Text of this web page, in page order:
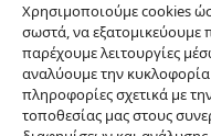
vidaXL
Ανακαλύψτε
Χρησιμοποιούμε cookies
σωστά, να εξατομικεύουμε
παρέχουμε λειτουργίες
αναλύουμε την
πληροφορίες σχετικά με
τοποθεσίας μας στους